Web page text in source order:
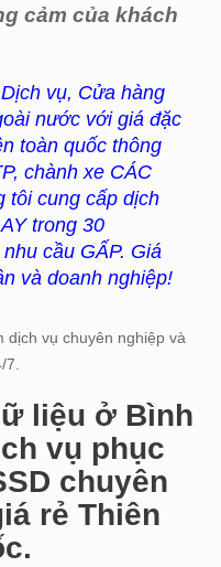
cảm của khách
vụ, Cửa hàng
nước với giá đặc
toàn quốc thông
chành xe CÁC
tôi cung cấp dịch
trong 30
cầu GẤP. Giá
và doanh nghiệp!
dịch vụ chuyên nghiệp và
7.
liệu ở Bình
vụ phục
chuyên
rẻ Thiên